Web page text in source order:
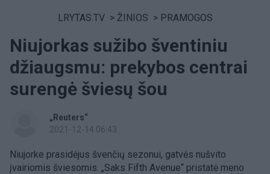
LRYTAS.TV > ŽINIOS > PRAMOGOS
Niujorkas sužibo šventiniu
džiaugsmu: prekybos centrai
surengė šviesų šou
„Reuters“
2021-12-14 06:43
Niujorke prasidėjus švenčių sezonui, gatvės nušvito
įvairiomis šviesomis. „Saks Fifth Avenue“ pristatė meno